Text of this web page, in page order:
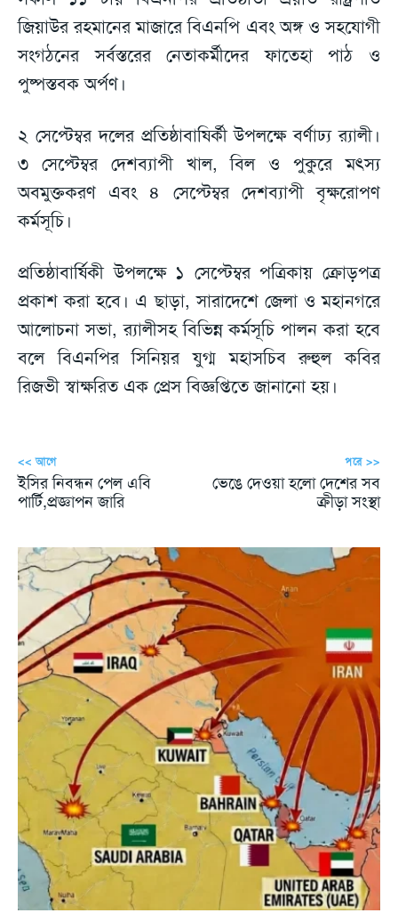
জিয়াউর রহমানের মাজারে বিএনপি এবং অঙ্গ ও সহযোগী
সংগঠনের সর্বস্তরের নেতাকর্মীদের ফাতেহা পাঠ ও
পুষ্পস্তবক অর্পণ।
২ সেপ্টেম্বর দলের প্রতিষ্ঠাবাষির্কী উপলক্ষে বর্ণাঢ্য র‌্যালী।
৩ সেপ্টেম্বর দেশব্যাপী খাল, বিল ও পুকুরে মৎস্য
অবমুক্তকরণ এবং ৪ সেপ্টেম্বর দেশব্যাপী বৃক্ষরোপণ
কর্মসূচি।
প্রতিষ্ঠাবার্ষিকী উপলক্ষে ১ সেপ্টেম্বর পত্রিকায় ক্রোড়পত্র
প্রকাশ করা হবে। এ ছাড়া, সারাদেশে জেলা ও মহানগরে
আলোচনা সভা, র‌্যালীসহ বিভিন্ন কর্মসূচি পালন করা হবে
বলে বিএনপির সিনিয়র যুগ্ম মহাসচিব রুহুল কবির
রিজভী স্বাক্ষরিত এক প্রেস বিজ্ঞপ্তিতে জানানো হয়।
<< আগে
ইসির নিবন্ধন পেল এবি
পার্টি,প্রজ্ঞাপন জারি
পরে >>
ভেঙে দেওয়া হলো দেশের সব
ক্রীড়া সংস্থা